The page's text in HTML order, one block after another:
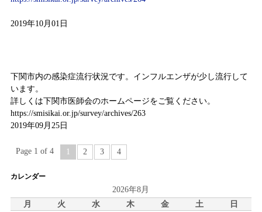
2019年10月01日
下関市内の感染症流行状況です。インフルエンザが少し流行して
います。
詳しくは下関市医師会のホームページをご覧ください。
https://smisikai.or.jp/survey/archives/263
2019年09月25日
Page 1 of 4 1 2 3 4
カレンダー
2026年8月
月
火 水 木 金 土 日